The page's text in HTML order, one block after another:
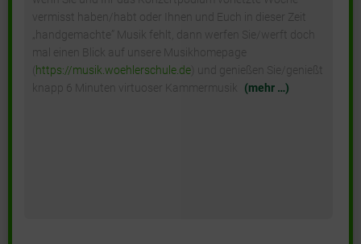
vermisst haben/habt oder Ihnen und Euch in dieser Zeit
„handgemachte” Musik fehlt, dann werfen Sie/werft doch
mal einen Blick auf unsere Musikhomepage
https://musik.woehlerschule.de ) und genießen Sie/genießt
knapp 6 Minuten virtuoser Kammermusik
(mehr …)